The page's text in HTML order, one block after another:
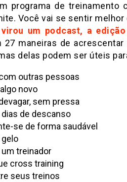
programa de treinamento
Você vai se sentir
um podcast, a
27 maneiras de
delas podem ser úteis
outras pessoas
novo
sem pressa
dias de descanso
se de forma saudável
um treinador
cross training
seus treinos